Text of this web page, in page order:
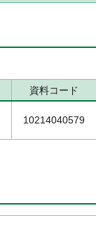
資料コード
10214040579